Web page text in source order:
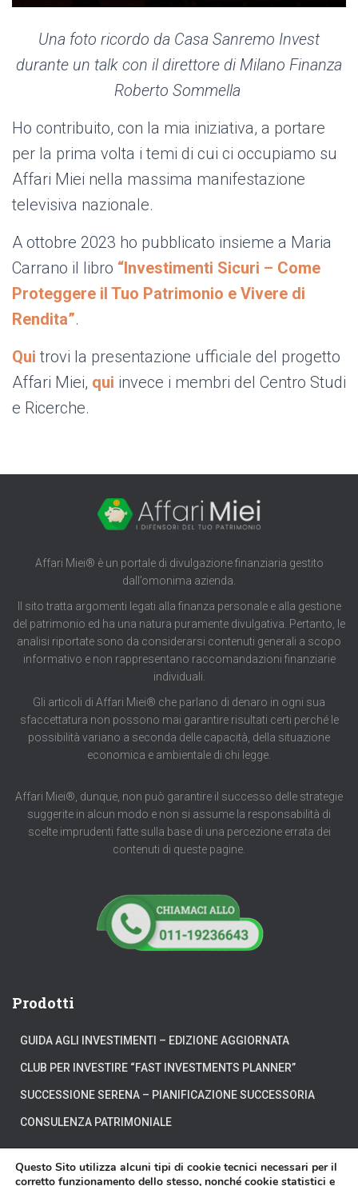
Una foto ricordo da Casa Sanremo Invest
durante un talk con il direttore di Milano Finanza
Roberto Sommella
Ho contribuito, con la mia iniziativa, a portare
per la prima volta i temi di cui ci occupiamo su
Affari Miei nella massima manifestazione
televisiva nazionale.
A ottobre 2023 ho pubblicato insieme a Maria
Carrano il libro “Investimenti Sicuri – Come
Proteggere il Tuo Patrimonio e Vivere di
Rendita”.
Qui trovi la presentazione ufficiale del progetto
Affari Miei, qui invece i membri del Centro Studi
e Ricerche.
Affari Miei® è un portale di divulgazione finanziaria gestito
dall’omonima azienda.
Il sito tratta argomenti legati alla finanza personale e alla gestione
del patrimonio ed ha una natura puramente divulgativa. Pertanto, le
analisi riportate sono da considerarsi contenuti generali a scopo
informativo e non rappresentano raccomandazioni finanziarie
individuali.
Gli articoli di Affari Miei® che parlano di denaro in ogni sua
sfaccettatura non possono mai garantire risultati certi perché le
possibilità variano a seconda delle capacità, della situazione
economica e ambientale di chi legge.
Affari Miei®, dunque, non può garantire il successo delle strategie
suggerite in alcun modo e non si assume la responsabilità di
scelte imprudenti fatte sulla base di una percezione errata dei
contenuti di queste pagine.
Prodotti
GUIDA AGLI INVESTIMENTI – EDIZIONE AGGIORNATA
CLUB PER INVESTIRE “FAST INVESTMENTS PLANNER”
SUCCESSIONE SERENA – PIANIFICAZIONE SUCCESSORIA
CONSULENZA PATRIMONIALE
Questo Sito utilizza alcuni tipi di cookie tecnici necessari per il
corretto funzionamento dello stesso, nonché cookie statistici e